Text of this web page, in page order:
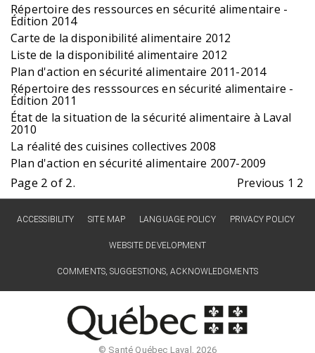
Répertoire des ressources en sécurité alimentaire -
Édition 2014
Carte de la disponibilité alimentaire 2012
Liste de la disponibilité alimentaire 2012
Plan d'action en sécurité alimentaire 2011-2014
Répertoire des resssources en sécurité alimentaire -
Édition 2011
État de la situation de la sécurité alimentaire à Laval
2010
La réalité des cuisines collectives 2008
Plan d'action en sécurité alimentaire 2007-2009
Page 2 of 2. Previous 1 2
ACCESSIBILITY SITE MAP LANGUAGE POLICY PRIVACY POLICY
WEBSITE DEVELOPMENT
COMMENTS, SUGGESTIONS, ACKNOWLEDGMENTS
© Santé Québec Laval, 2026